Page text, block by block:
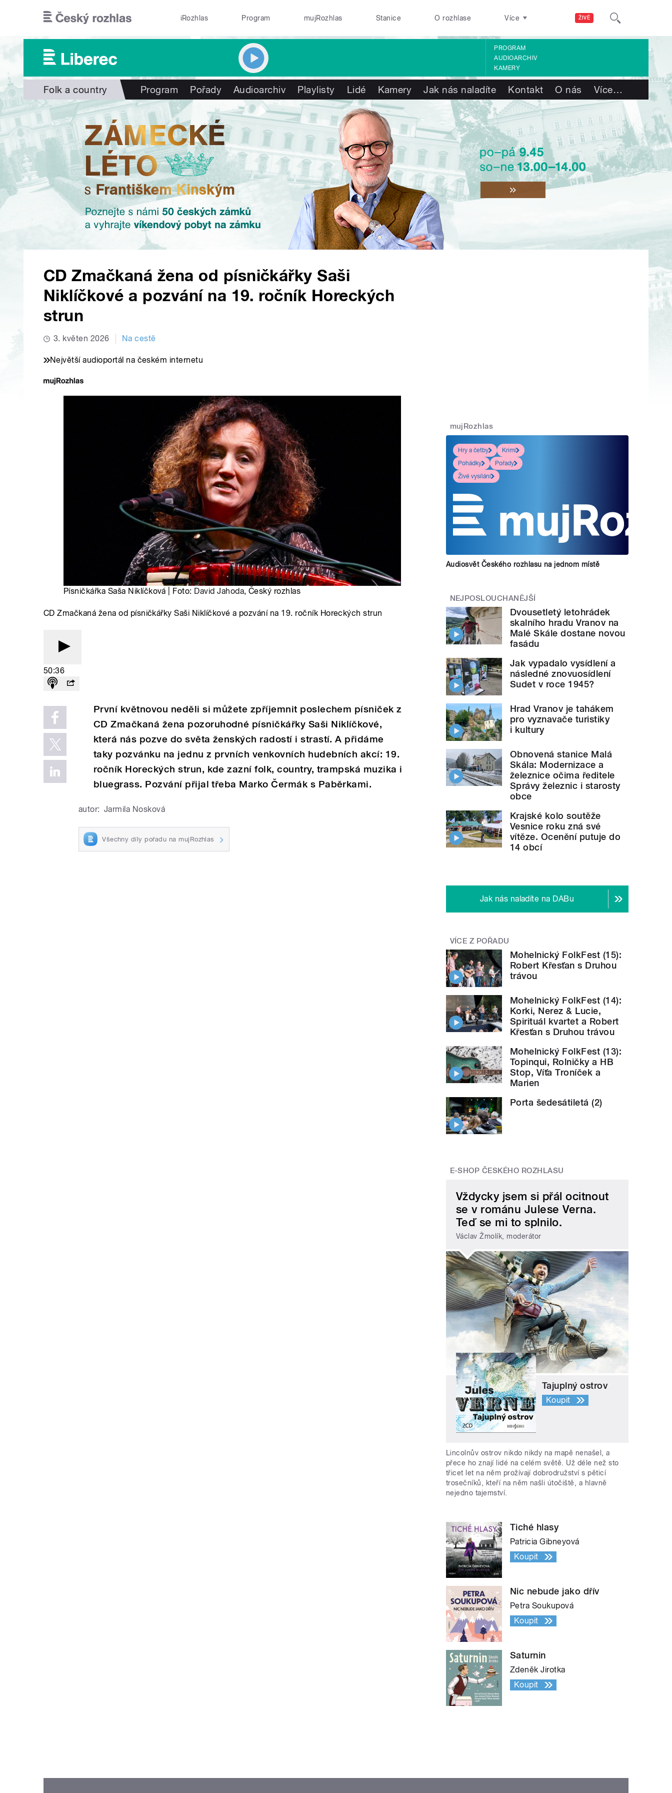
ŽIVĚ
iRozhlas Program mujRozhlas Stanice O rozhlase Více
PROGRAM
AUDIOARCHIV
KAMERY
Folk a country Program Pořady Audioarchiv Playlisty Lidé Kamery Jak nás naladíte Kontakt O nás Více…
CD Zmačkaná žena od písničkářky Saši
Niklíčkové a pozvání na 19. ročník Horeckých
strun
3. květen 2026 Na cestě
Největší audioportál na českém internetu
Písničkářka Saša Niklíčková | Foto: David Jahoda, Český rozhlas
CD Zmačkaná žena od písničkářky Saši Niklíčkové a pozvání na 19. ročník Horeckých strun
50:36
První květnovou neděli si můžete zpříjemnit poslechem písniček z
CD Zmačkaná žena pozoruhodné písničkářky Saši Niklíčkové,
která nás pozve do světa ženských radostí i strastí. A přidáme
taky pozvánku na jednu z prvních venkovních hudebních akcí: 19.
ročník Horeckých strun, kde zazní folk, country, trampská muzika i
bluegrass. Pozvání přijal třeba Marko Čermák s Paběrkami.
autor: Jarmila Nosková
Všechny díly pořadu na mujRozhlas
mujRozhlas
Hry a četby
Krimi
Pohádky
Pořady
Živé vysílání
Audiosvět Českého rozhlasu na jednom místě
NEJPOSLOUCHANĚJŠÍ
Dvousetletý letohrádek
skalního hradu Vranov na
Malé Skále dostane novou
fasádu
Jak vypadalo vysídlení a
následné znovuosídlení
Sudet v roce 1945?
Hrad Vranov je tahákem
pro vyznavače turistiky
i kultury
Obnovená stanice Malá
Skála: Modernizace a
železnice očima ředitele
Správy železnic i starosty
obce
Krajské kolo soutěže
Vesnice roku zná své
vítěze. Ocenění putuje do
14 obcí
Jak nás naladíte na DABu
VÍCE Z POŘADU
Mohelnický FolkFest (15):
Robert Křesťan s Druhou
trávou
Mohelnický FolkFest (14):
Korki, Nerez & Lucie,
Spirituál kvartet a Robert
Křesťan s Druhou trávou
Mohelnický FolkFest (13):
Topinqui, Rolničky a HB
Stop, Víťa Troníček a
Marien
Porta šedesátiletá (2)
E-SHOP ČESKÉHO ROZHLASU
Vždycky jsem si přál ocitnout
se v románu Julese Verna.
Teď se mi to splnilo.
Václav Žmolík, moderátor
Tajuplný ostrov
Koupit
Lincolnův ostrov nikdo nikdy na mapě nenašel, a
přece ho znají lidé na celém světě. Už déle než sto
třicet let na něm prožívají dobrodružství s pěticí
trosečníků, kteří na něm našli útočiště, a hlavně
nejedno tajemství.
Tiché hlasy
Patricia Gibneyová
Koupit
Nic nebude jako dřív
Petra Soukupová
Koupit
Saturnin
Zdeněk Jirotka
Koupit